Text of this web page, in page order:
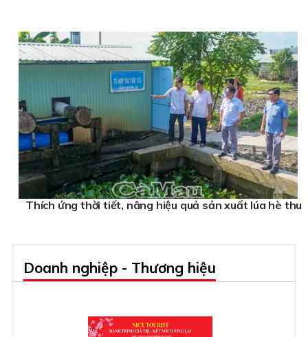
Thích ứng thời tiết, nâng hiệu quả sản xuất lúa hè thu
Doanh nghiệp - Thương hiệu